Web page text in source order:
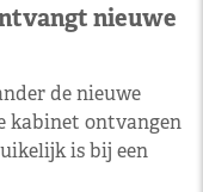
nieuwe
de nieuwe
kabinet ontvangen
is bij een